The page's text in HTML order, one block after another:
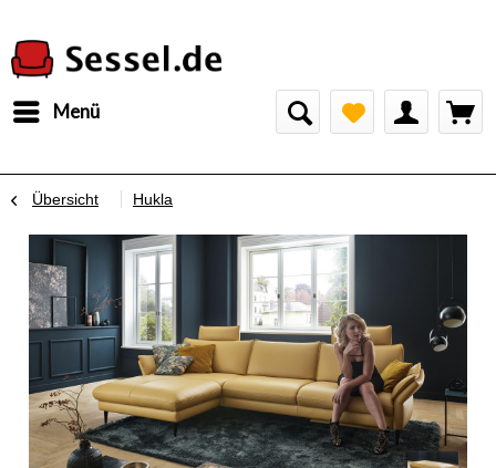
Menü
Übersicht Hukla